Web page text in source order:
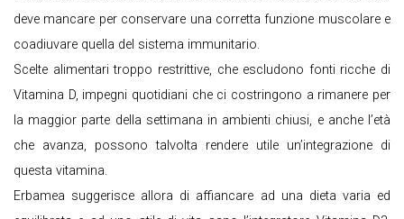
deve mancare per conservare una corretta funzione muscolare e
coadiuvare quella del sistema immunitario.
Scelte alimentari troppo restrittive, che escludono fonti ricche di
Vitamina D, impegni quotidiani che ci costringono a rimanere per
la maggior parte della settimana in ambienti chiusi, e anche l’età
che avanza, possono talvolta rendere utile un’integrazione di
questa vitamina.
Erbamea suggerisce allora di affiancare ad una dieta varia ed